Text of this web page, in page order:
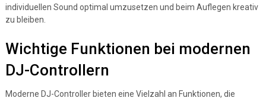
individuellen Sound optimal umzusetzen und beim Auflegen kreativ
zu bleiben.
Wichtige Funktionen bei modernen
DJ-Controllern
Moderne DJ-Controller bieten eine Vielzahl an Funktionen, die